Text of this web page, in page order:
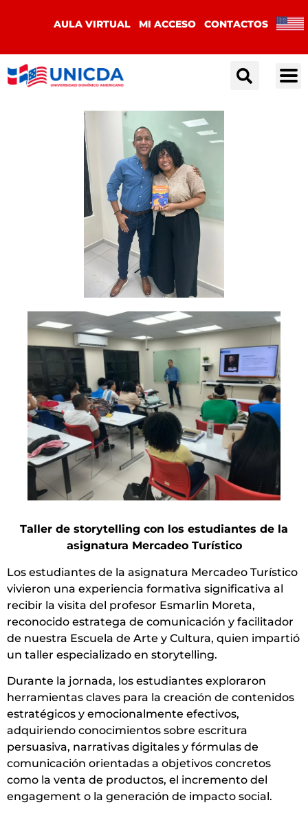
AULA VIRTUAL MI ACCESO CONTACTOS
Taller de storytelling con los estudiantes de la
asignatura Mercadeo Turístico
Los estudiantes de la asignatura Mercadeo Turístico
vivieron una experiencia formativa significativa al
recibir la visita del profesor Esmarlin Moreta,
reconocido estratega de comunicación y facilitador
de nuestra Escuela de Arte y Cultura, quien impartió
un taller especializado en storytelling.
Durante la jornada, los estudiantes exploraron
herramientas claves para la creación de contenidos
estratégicos y emocionalmente efectivos,
adquiriendo conocimientos sobre escritura
persuasiva, narrativas digitales y fórmulas de
comunicación orientadas a objetivos concretos
como la venta de productos, el incremento del
engagement o la generación de impacto social.